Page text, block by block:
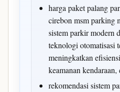
harga paket palang
cirebon msm parking
sistem parkir modern
teknologi otomatisasi
meningkatkan
keamanan
rekomendasi sistem